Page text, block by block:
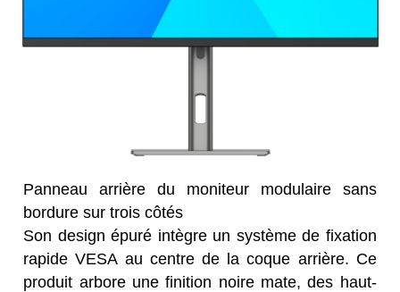
Panneau arrière du moniteur modulaire sans
bordure sur trois côtés
Son design épuré intègre un système de fixation
rapide VESA au centre de la coque arrière. Ce
produit arbore une finition noire mate, des haut-